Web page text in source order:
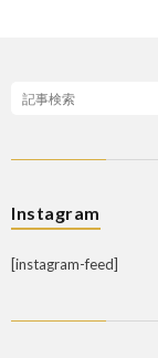
Instagram
[instagram-feed]